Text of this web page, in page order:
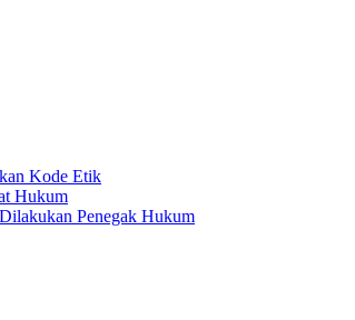
Kode Etik
Hukum
Penegak Hukum